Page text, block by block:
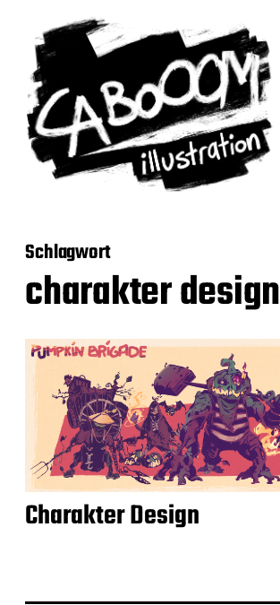
Schlagwort
charakter design
Charakter Design